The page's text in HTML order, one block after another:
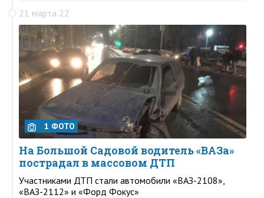
21 марта 22
1 ФОТО
На Большой Садовой водитель «ВАЗа»
пострадал в массовом ДТП
Участниками ДТП стали автомобили «ВАЗ-2108»,
«ВАЗ-2112» и «Форд Фокус»